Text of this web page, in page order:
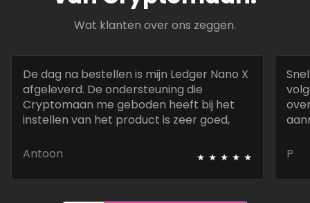
Wat klanten over ons zeggen.
De dag na bestellen is mijn Ledger Nano X
afgeleverd. De ondersteuning die
Cryptomaan me geboden heeft bij het
instellen van het product is zeer goed,
Antoon
⭑ ⭑ ⭑ ⭑ ⭑
P